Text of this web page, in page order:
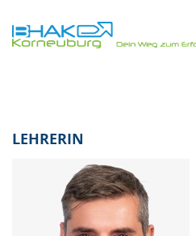
zum
Inhalt
LEHRERIN